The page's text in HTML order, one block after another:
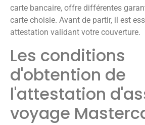
carte bancaire, offre différentes
carte choisie. Avant de partir, il est
attestation validant votre couverture.
Les conditions
d'obtention de
l'attestation
voyage